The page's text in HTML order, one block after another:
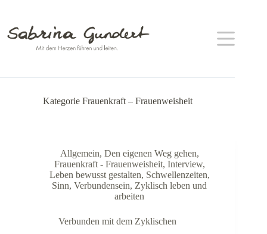
springen
KategorieFrauenkraft – Frauenweisheit
Allgemein, Den eigenen Weg gehen,
Frauenkraft - Frauenweisheit, Interview,
Leben bewusst gestalten, Schwellenzeiten,
Sinn,Verbundensein, Zyklisch leben und
arbeiten
Verbunden mit dem Zyklischen